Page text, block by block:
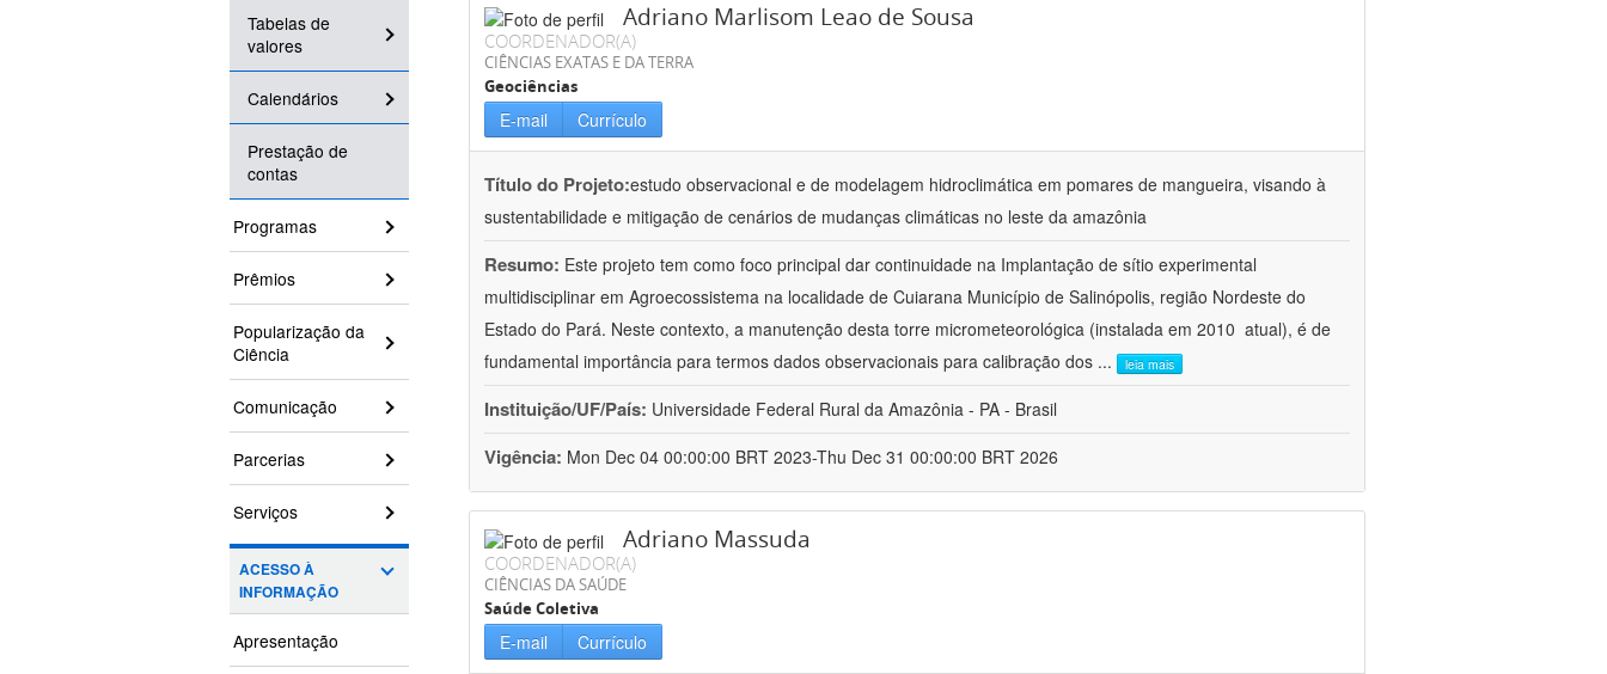
Tabelas de
valores
Calendários
Prestação de
contas
Programas
Prêmios
Popularização da
Ciência
Comunicação
Parcerias
Serviços
ACESSO À
INFORMAÇÃO
Apresentação
Adriano Marlisom Leao de Sousa
COORDENADOR(A)
CIÊNCIAS EXATAS E DA TERRA
Geociências
E-mail Currículo
Título do Projeto:estudo observacional e de modelagem hidroclimática em pomares de mangueira, visando à
sustentabilidade e mitigação de cenários de mudanças climáticas no leste da amazônia
Resumo: Este projeto tem como foco principal dar continuidade na Implantação de sítio experimental
multidisciplinar em Agroecossistema na localidade de Cuiarana Município de Salinópolis, região Nordeste do
Estado do Pará. Neste contexto, a manutenção desta torre micrometeorológica (instalada em 2010  atual), é de
fundamental importância para termos dados observacionais para calibração dos ... leia mais
Instituição/UF/País: Universidade Federal Rural da Amazônia - PA - Brasil
Vigência: Mon Dec 04 00:00:00 BRT 2023-Thu Dec 31 00:00:00 BRT 2026
Adriano Massuda
COORDENADOR(A)
CIÊNCIAS DA SAÚDE
Saúde Coletiva
E-mail Currículo